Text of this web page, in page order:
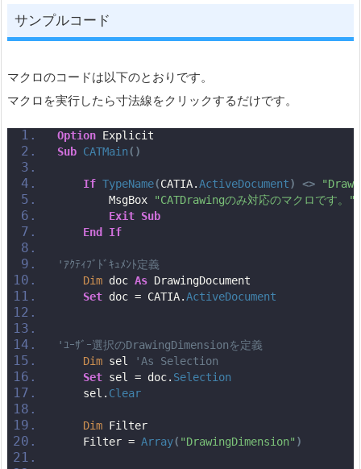
サンプルコード
マクロのコードは以下のとおりです。
マクロを実行したら寸法線をクリックするだけです。
Option Explicit
Sub CATMain()
If TypeName(CATIA.ActiveDocument) <>
        MsgBox
"CATDrawingのみ対応のマクロです。"
Exit Sub
End
If
'ｱｸﾃｨﾌﾞﾄﾞｷｭﾒﾝﾄ定義
Dim doc As DrawingDocument
Set doc = CATIA.ActiveDocument
'ﾕｰｻﾞｰ選択のDrawingDimensionを定義
Dim sel
'As Selection
Set sel = doc. Selection
    sel.
Clear
Dim Filter
    Filter =
Array( "DrawingDimension" )